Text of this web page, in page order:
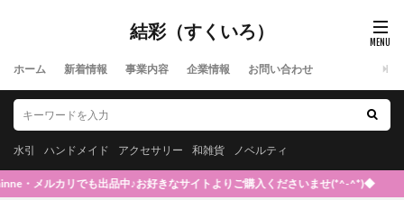
結彩（すくいろ）
ホーム 新着情報 事業内容 企業情報 お問い合わせ
水引 ハンドメイド アクセサリー 和雑貨 ノベルティ
メルカリでも出品中♪お好きなサイトよりご購入くださいませ(*^-^*)◆